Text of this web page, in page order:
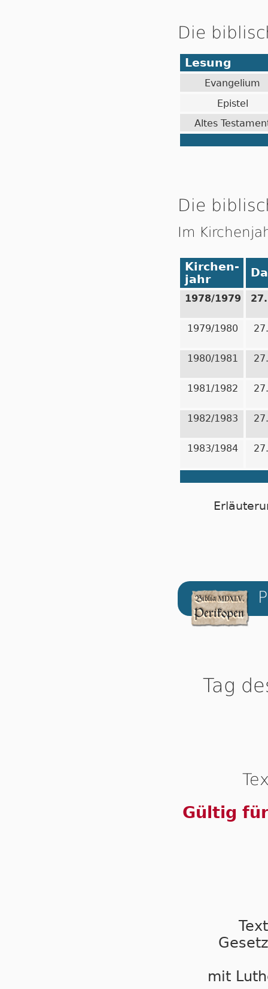
Die
Lesung
Evangelium
Epistel
Altes
Die
Im
Kirchen-
jahr
1978/1979
1979/1980
1980/1981
1981/1982
1982/1983
1983/1984
Tag
Gültig
mit